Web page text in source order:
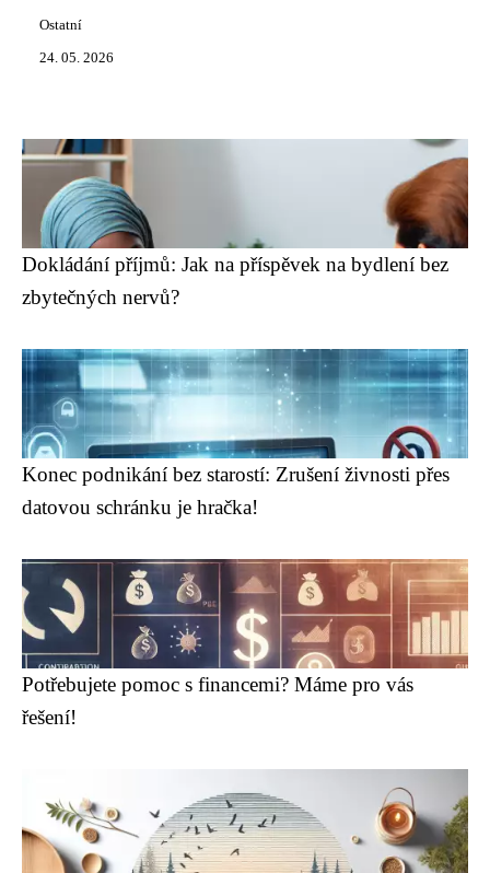
Ostatní
24. 05. 2026
Dokládání příjmů: Jak na příspěvek na bydlení bez
zbytečných nervů?
Konec podnikání bez starostí: Zrušení živnosti přes
datovou schránku je hračka!
Potřebujete pomoc s financemi? Máme pro vás
řešení!